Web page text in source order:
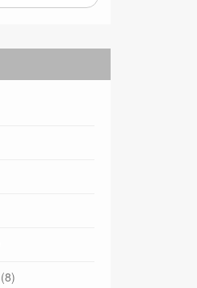
(8)